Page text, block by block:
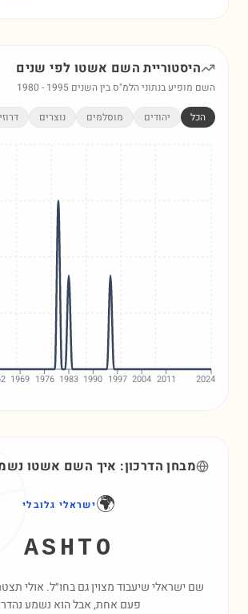
היסטוריית השם אשטו לפי שנים
השם מופיע בנתוני הלמ"ס בין השנים 1980 - 1995
הכל יהודים מוסלמים נוצרים
1969 1976 1983 1990 1997 2004 2011 2024
מבחן הדרכון: איך השם אשטו
🌍ישראלי גלובלי
ASHTO
שם ישראלי שיעבוד מצוין גם בחו״ל. אולי
פעם אחת, אבל הוא נשמע